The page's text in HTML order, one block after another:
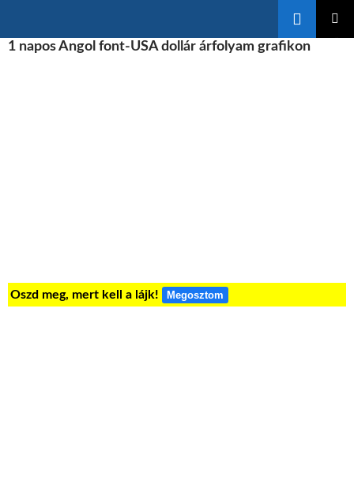
A
1 napos Angol font-USA dollár árfolyam grafikon
Oszd meg, mert kell a lájk! Megosztom